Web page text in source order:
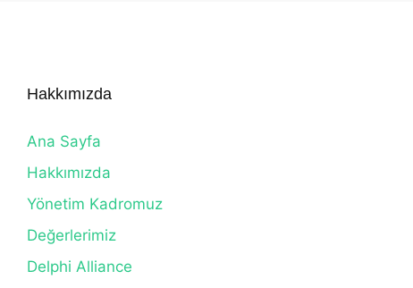
Hakkımızda
Ana Sayfa
Hakkımızda
Yönetim Kadromuz
Değerlerimiz
Delphi Alliance